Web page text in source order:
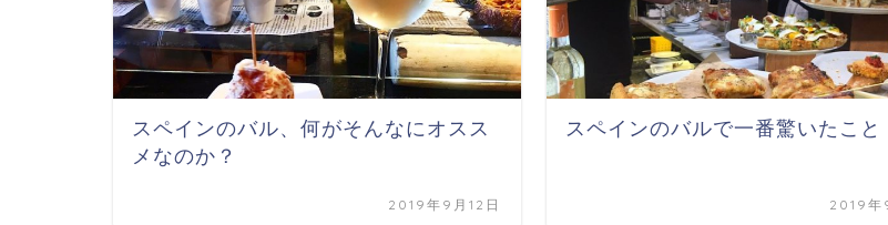
スペインのバル、何がそんなにオスス
メなのか？
2019年9月12日
スペインのバルで一番驚いたこと
2019年